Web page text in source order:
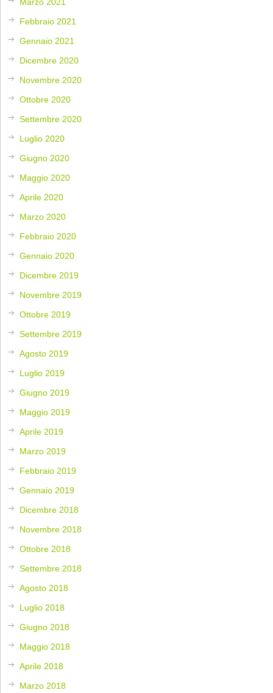
Febbraio 2021
Gennaio 2021
Dicembre 2020
Novembre 2020
Ottobre 2020
Settembre 2020
Luglio 2020
Giugno 2020
Maggio 2020
Aprile 2020
Marzo 2020
Febbraio 2020
Gennaio 2020
Dicembre 2019
Novembre 2019
Ottobre 2019
Settembre 2019
Agosto 2019
Luglio 2019
Giugno 2019
Maggio 2019
Aprile 2019
Marzo 2019
Febbraio 2019
Gennaio 2019
Dicembre 2018
Novembre 2018
Ottobre 2018
Settembre 2018
Agosto 2018
Luglio 2018
Giugno 2018
Maggio 2018
Aprile 2018
Marzo 2018